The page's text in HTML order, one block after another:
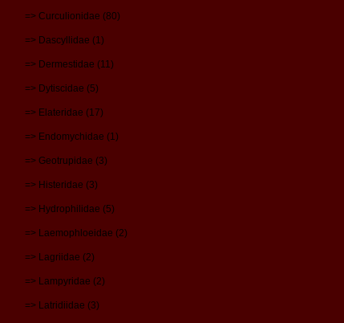
=> Curculionidae (80)
=> Dascyllidae (1)
=> Dermestidae (11)
=> Dytiscidae (5)
=> Elateridae (17)
=> Endomychidae (1)
=> Geotrupidae (3)
=> Histeridae (3)
=> Hydrophilidae (5)
=> Laemophloeidae (2)
=> Lagriidae (2)
=> Lampyridae (2)
=> Latridiidae (3)